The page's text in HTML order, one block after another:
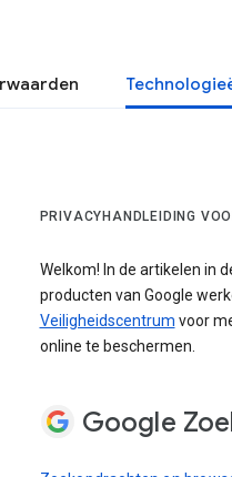
PRIVACYHANDLEIDING
Welkom! In de artikelen in
producten van Google
Veiligheidscentrum voor
online te beschermen.
Google